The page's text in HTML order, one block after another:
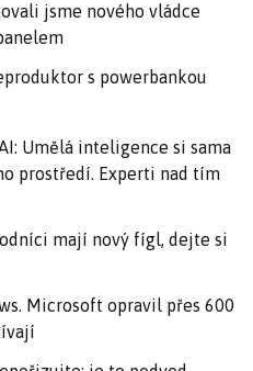
jsme nového vládce
s powerbankou
Umělá inteligence si sama
prostředí. Experti nad tím
mají nový fígl, dejte si
Microsoft opravil přes 600